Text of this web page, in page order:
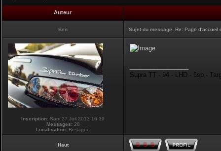
Auteur
Ben Sujet du message: Re: Page d'accueil
Inscription: Sam 27 Juil 2013 16:39
Messages: 28
Localisation: Bretagne
Supra TT - 94 - LHD - 6sp -
Haut